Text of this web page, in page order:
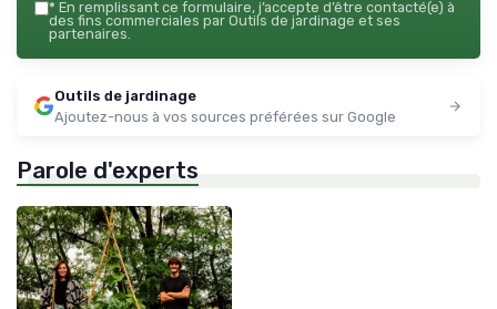
* En remplissant ce formulaire, j’accepte d’être contacté(e) à
des fins commerciales par Outils de jardinage et ses
partenaires.
Outils de jardinage
Ajoutez-nous à vos sources préférées sur Google
Parole d'experts